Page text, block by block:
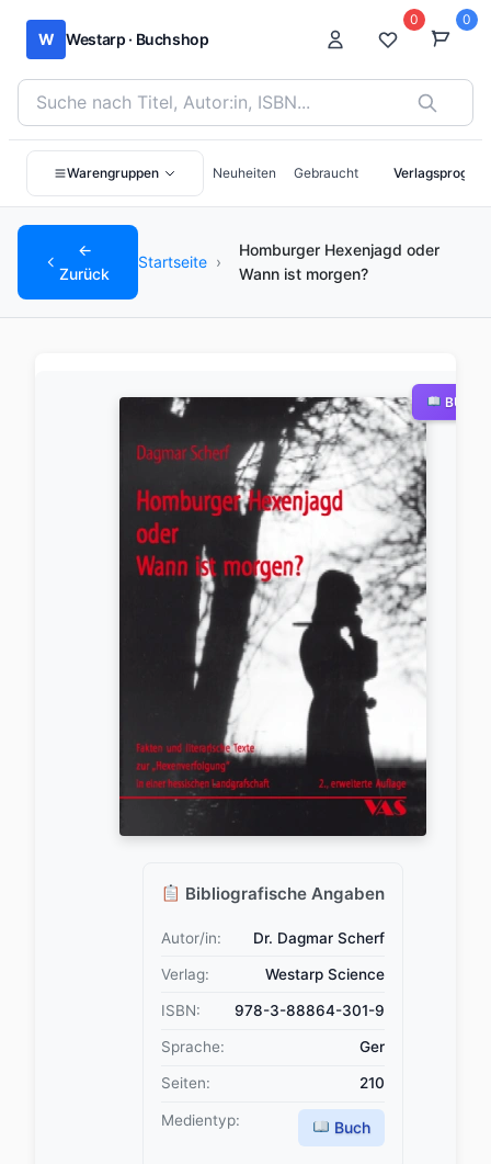
W Westarp · Buchshop
Bücher suchen nach Titel, Autor:in oder ISBN
0 0
Warengruppen Neuheiten Gebraucht
←
Zurück
Startseite ›
Homburger Hexenjagd oder
Wann ist morgen?
Bibliografische Angaben
Autor/in: Dr. Dagmar Scherf
Verlag: Westarp Science
ISBN: 978-3-88864-301-9
Sprache: Ger
Seiten: 210
Medientyp: Buch
BUCH